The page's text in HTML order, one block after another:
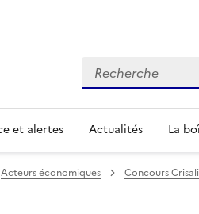
Recherche
et alertes Actualités La
Acteurs économiques Concours